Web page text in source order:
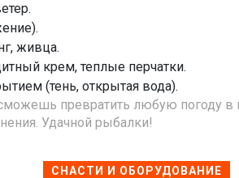
живца.
крем, теплые перчатки.
(тень, открытая вода).
превратить любую погоду
Удачной рыбалки!
СНАСТИ И ОБОРУДОВАНИЕ